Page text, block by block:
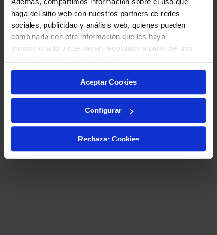
Además, compartimos información sobre el uso que
haga del sitio web con nuestros partners de redes
sociales, publicidad y análisis web, quienes pueden
combinarla con otra información que les haya
proporcionado o que hayan recopilado a partir del uso
Aceptar Cookies
Configurar
Rechazar Cookies